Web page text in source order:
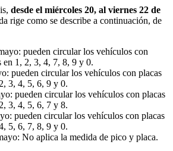
desde el miércoles 20, al viernes 22 de
rige como se describe a continuación, de
pueden circular los vehículos con
en 1, 2, 3, 4, 7, 8, 9 y 0.
pueden circular los vehículos con placas
3, 4, 5, 6, 9 y 0.
pueden circular los vehículos con placas
3, 4, 5, 6, 7 y 8.
pueden circular los vehículos con placas
5, 6, 7, 8, 9 y 0.
No aplica la medida de pico y placa.